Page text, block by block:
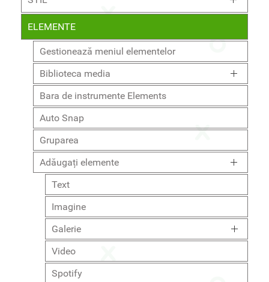
ELEMENTE
Gestionează meniul elementelor
Biblioteca media
Bara de instrumente Elements
Auto Snap
Gruparea
Adăugați elemente
Text
Imagine
Galerie
Video
Spotify